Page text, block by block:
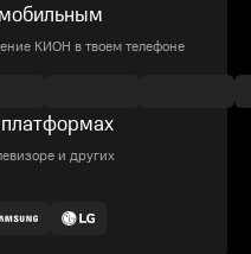
КИОН в твоем телефоне
и других